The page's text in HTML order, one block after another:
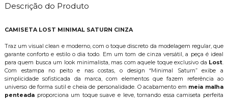
Descrição do Produto
CAMISETA LOST MINIMAL SATURN CINZA
Traz um visual clean e moderno, com o toque discreto da modelagem regular, que
garante conforto e estilo o dia todo. Em um tom de cinza versátil, a peça é ideal
para quem busca um look minimalista, mas com aquele toque exclusivo da Lost.
Com estampa no peito e nas costas, o design “Minimal Saturn” exibe a
simplicidade sofisticada da marca, com elementos que fazem referência ao
universo de forma sutil e cheia de personalidade. O acabamento em meia malha
penteadaproporciona um toque suave e leve, tornando essa camiseta perfeita